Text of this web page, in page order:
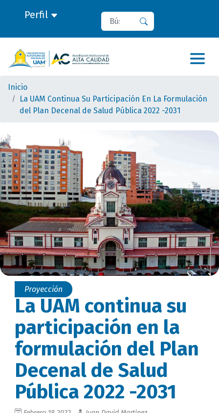
Perfil Buscar
Inicio
La UAM Continua Su Participación En La Formulación
del Plan Decenal de Salud Pública 2022 -2031
Proyección
La UAM continua su
participación en la
formulación del Plan
Decenal de Salud
Pública 2022 -2031